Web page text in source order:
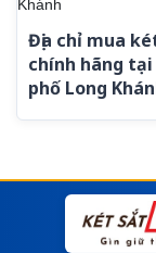
Địa chỉ mua
chính hãng
phố Long